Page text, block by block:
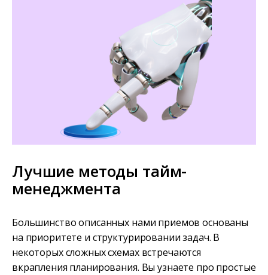
Лучшие методы тайм-
менеджмента
Большинство описанных нами приемов основаны
на приоритете и структурировании задач. В
некоторых сложных схемах встречаются
вкрапления планирования. Вы узнаете про простые